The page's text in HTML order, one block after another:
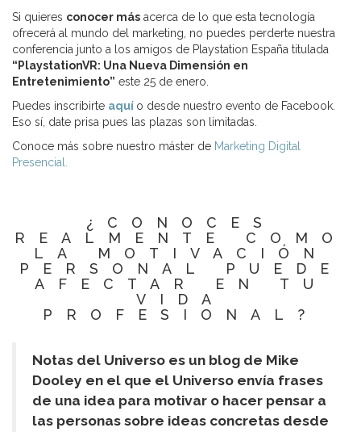
Si quieres conocer más acerca de lo que esta tecnología
ofrecerá al mundo del marketing, no puedes perderte nuestra
conferencia junto a los amigos de Playstation España titulada
“PlaystationVR: Una Nueva Dimensión en
Entretenimiento” este 25 de enero.
Puedes inscribirte aquí o desde nuestro evento de Facebook.
Eso sí, date prisa pues las plazas son limitadas.
Conoce más sobre nuestro máster de Marketing Digital
Presencial.
¿CONOCES
REALMENTE COMO
LA MOTIVACIÓN
PERSONAL PUEDE
AFECTAR EN TU
VIDA
PROFESIONAL?
Notas del Universo es un blog de Mike
Dooley en el que el Universo envía frases
de una idea para motivar o hacer pensar a
las personas sobre ideas concretas desde